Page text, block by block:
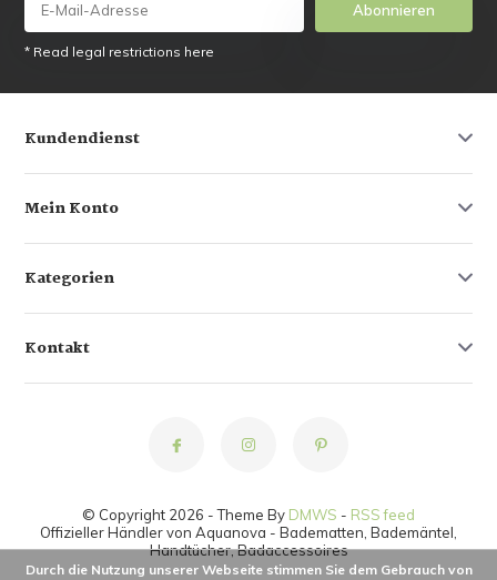
Abonnieren
* Read legal restrictions here
Kundendienst
Mein Konto
Kategorien
Kontakt
© Copyright 2026 - Theme By DMWS - RSS feed
Offizieller Händler von Aquanova - Badematten, Bademäntel,
Handtücher, Badaccessoires
Durch die Nutzung unserer Webseite stimmen Sie dem Gebrauch von